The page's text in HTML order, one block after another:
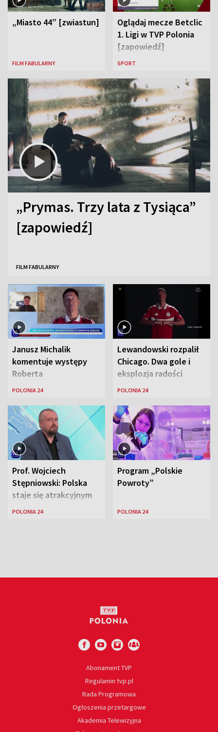
„Miasto 44” [zwiastun]
FILM FABULARNY
Oglądaj mecze Betclic
1. Ligi w TVP Polonia
[zapowiedź]
SPORT
„Prymas. Trzy lata z Tysiąca”
[zapowiedź]
FILM FABULARNY
Janusz Michalik
komentuje występy
Roberta
Lewandowskiego w
Zjednoczonych
POLONIA 24
Lewandowski rozpalił
Chicago. Dwa gole i
eksplozja radości
wśród Polonii
POLONIA 24
Prof. Wojciech
Stępniowski: Polska
staje się atrakcyjnym
miejscem dla
POLONIA 24
Program „Polskie
Powroty”
POLONIA 24
Abonament TVP
Regulamin tvp.pl
Rada Programowa
Ogłoszenia przetargowe
Akademia Telewizyjna